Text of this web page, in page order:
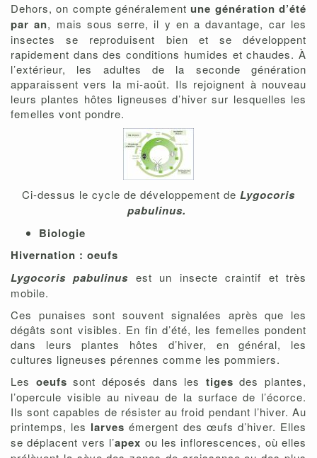
Dehors, on compte généralementune génération d’été
par an, mais sous serre, il y en a davantage, car les
insectes se reproduisent bien et se développent
rapidement dans des conditions humides et chaudes. À
l’extérieur, les adultes de la seconde génération
apparaissent vers la mi-août. Ils rejoignent à nouveau
leurs plantes hôtes ligneuses d’hiver sur lesquelles les
femelles vont pondre.
Ci-dessus le cycle de développement de Lygocoris
pabulinus.
Biologie
Hivernation : oeufs
Lygocoris pabulinus est un insecte craintif et très
mobile.
Ces punaises sont souvent signalées après que les
dégâts sont visibles. En fin d’été, les femelles pondent
dans leurs plantes hôtes d’hiver, en général, les
cultures ligneuses pérennes comme les pommiers.
Les oeufs sont déposés dans les tiges des plantes,
l’opercule visible au niveau de la surface de l’écorce.
Ils sont capables de résister au froid pendant l’hiver. Au
printemps, les larves émergent des œufs d’hiver. Elles
se déplacent vers l’apex ou les inflorescences, où elles